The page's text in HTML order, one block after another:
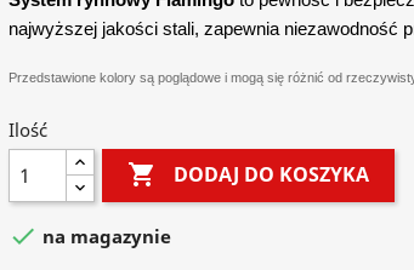
najwyższej jakości stali, zapewnia niezawodność
Przedstawione kolory są poglądowe i mogą się różnić od
Ilość
 DODAJ DO KOSZYKA
 na magazynie